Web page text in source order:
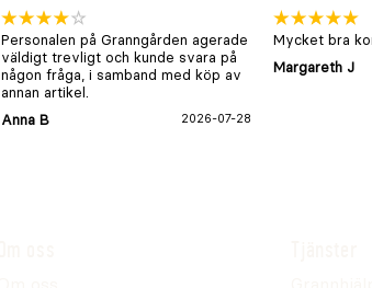
Personalen på Granngården agerade
väldigt trevligt och kunde svara på
någon fråga, i samband med köp av
annan artikel.
Anna B
2026-07-28
Mycket bra
Margareth J